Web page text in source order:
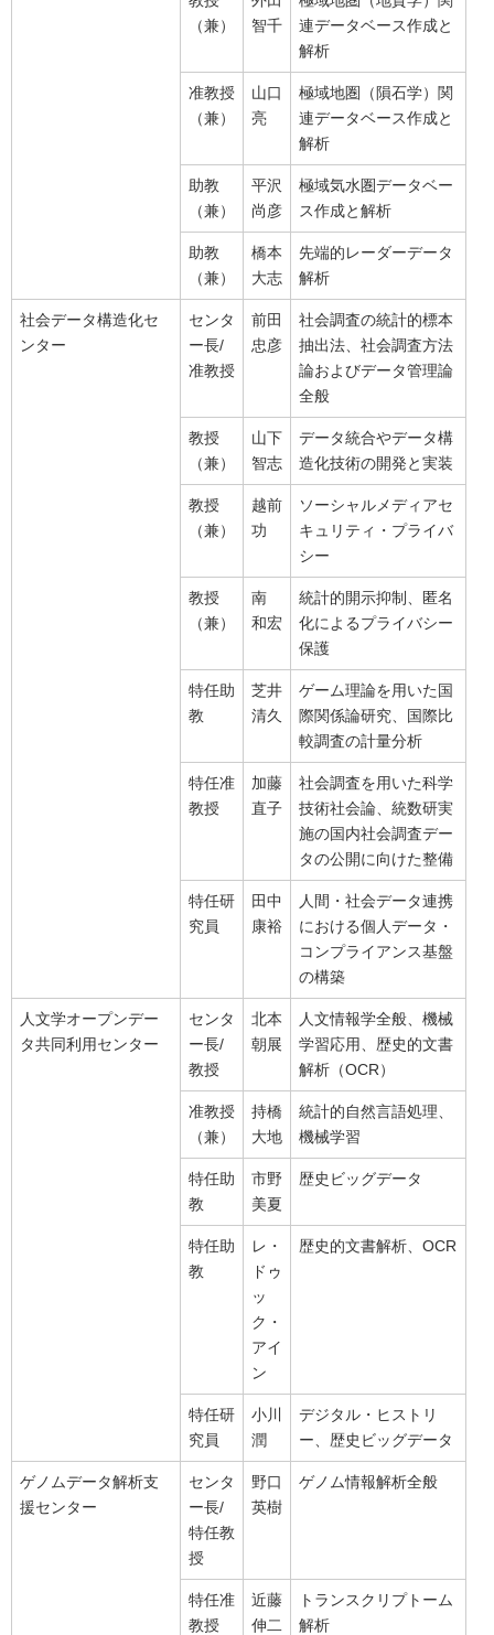
（兼）
智千
連データベース作成と
解析
准教授
（兼）
山口
亮
極域地圏（隕石学）関
連データベース作成と
解析
助教
（兼）
平沢
尚彦
極域気水圏データベー
ス作成と解析
助教
（兼）
橋本
大志
先端的レーダーデータ
解析
社会データ構造化セ
ンター
センタ
ー長/
准教授
前田
忠彦
社会調査の統計的標本
抽出法、社会調査方法
論およびデータ管理論
全般
教授
（兼）
山下
智志
データ統合やデータ構
造化技術の開発と実装
教授
（兼）
越前
功
ソーシャルメディアセ
キュリティ・プライバ
シー
教授
（兼）
南
和宏
統計的開示抑制、匿名
化によるプライバシー
保護
特任助
教
芝井
清久
ゲーム理論を用いた国
際関係論研究、国際比
較調査の計量分析
特任准
教授
加藤
直子
社会調査を用いた科学
技術社会論、統数研実
施の国内社会調査デー
タの公開に向けた整備
特任研
究員
田中
康裕
人間・社会データ連携
における個人データ・
コンプライアンス基盤
の構築
人文学オープンデー
タ共同利用センター
センタ
ー長/
教授
北本
朝展
人文情報学全般、機械
学習応用、歴史的文書
解析（OCR）
准教授
（兼）
持橋
大地
統計的自然言語処理、
機械学習
特任助
教
市野
美夏
歴史ビッグデータ
特任助
教
レ・
ドゥ
ッ
ク・
アイ
ン
歴史的文書解析、OCR
特任研
究員
小川
潤
デジタル・ヒストリ
ー、歴史ビッグデータ
ゲノムデータ解析支
援センター
センタ
ー長/
特任教
授
野口
英樹
ゲノム情報解析全般
特任准
教授
近藤
伸二
トランスクリプトーム
解析